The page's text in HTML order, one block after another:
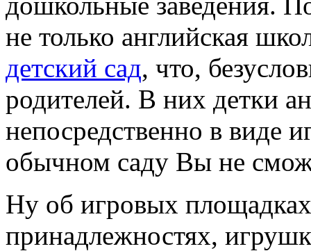
не только английская
детский сад, что,
родителей. В них детки
непосредственно в виде
обычном саду Вы не
Ну об игровых
принадлежностях,